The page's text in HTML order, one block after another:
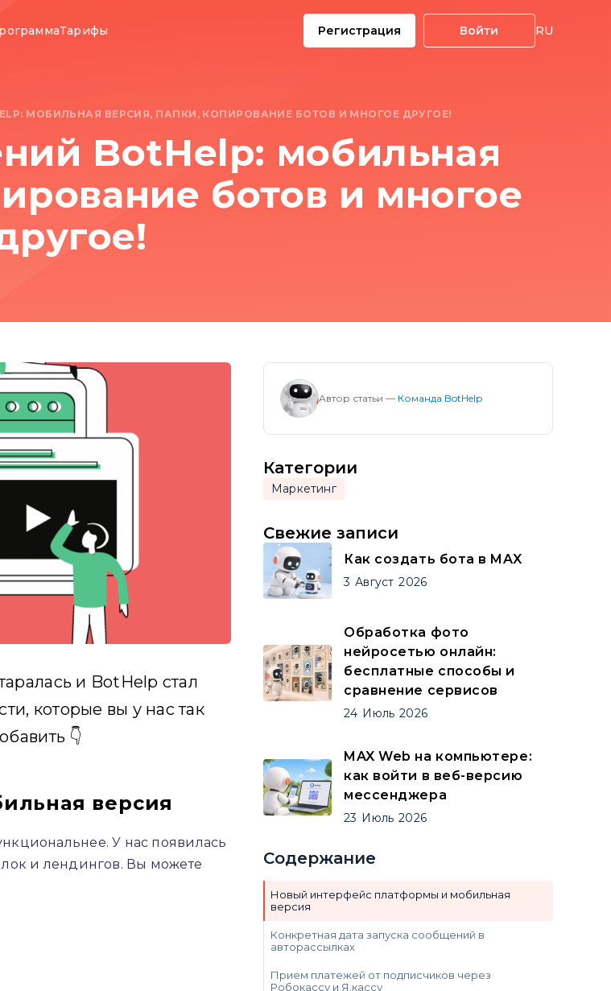
Тарифы Регистрация Войти RU
МОБИЛЬНАЯ ВЕРСИЯ, ПАПКИ, КОПИРОВАНИЕ БОТОВ И МНОГОЕ ДРУГОЕ!
BotHelp: мобильная
ботов и многое
и BotHelp стал
которые вы у нас так
👇
версия
У нас появилась
и лендингов. Вы можете
Автор статьи — Команда BotHelp
Категории
Маркетинг
Свежие записи
Как создать бота в MAX
3 Август 2026
Обработка фото
нейросетью онлайн:
бесплатные способы и
сравнение сервисов
24 Июль 2026
MAX Web на компьютере:
как войти в веб-версию
мессенджера
23 Июль 2026
Содержание
Новый интерфейс платформы и мобильная
версия
Конкретная дата запуска сообщений в
авторассылках
Прием платежей от подписчиков через
Робокассу и Я.кассу